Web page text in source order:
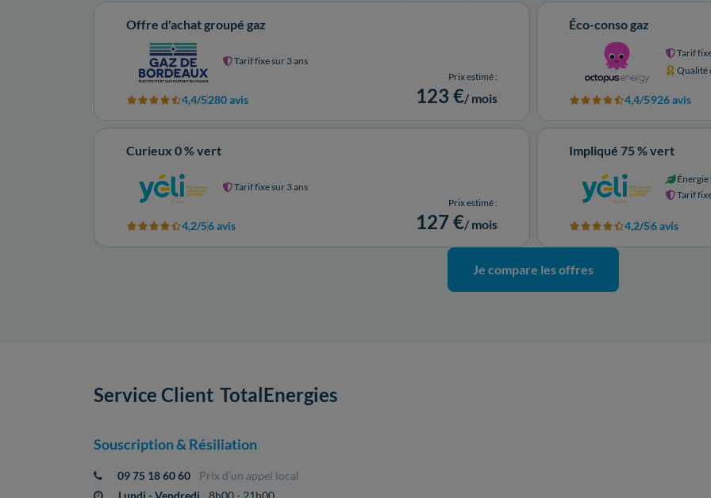
Offre d'achat groupé gaz
Tarif fixe sur 3 ans
4,4/5280 avis
Prix estimé :
123 €/ mois
Éco-conso gaz
Tarif
Qualité
4,4/5926 avis
Curieux 0 % vert
Tarif fixe sur 3 ans
4,2/56 avis
Prix estimé :
127 €/ mois
Impliqué 75 % vert
Tarif
4,2/56 avis
Je compare les offres
TotalEnergies
Service Client
Souscription & Résiliation
09 75 18 60 60
Prix d'un appel local
Lundi - Vendredi
8h00 - 21h00